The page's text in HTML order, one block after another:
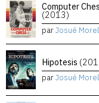
Computer
(2013)
parJosué Morel
Hipotesis
parJosué Morel